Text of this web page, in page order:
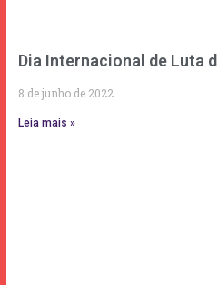
Dia Internacional de Luta
8 de junho de 2022
Leia mais »